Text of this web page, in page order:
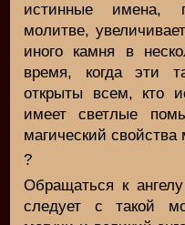
истинные имена,
молитве,
иного камня в
время, когда эти
открыты всем, кто
имеет светлые
магический свойства
?
Обращаться к
следует с такой